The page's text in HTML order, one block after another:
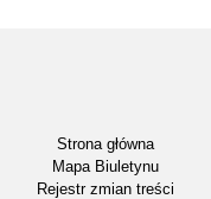
Strona główna
Mapa Biuletynu
Rejestr zmian treści